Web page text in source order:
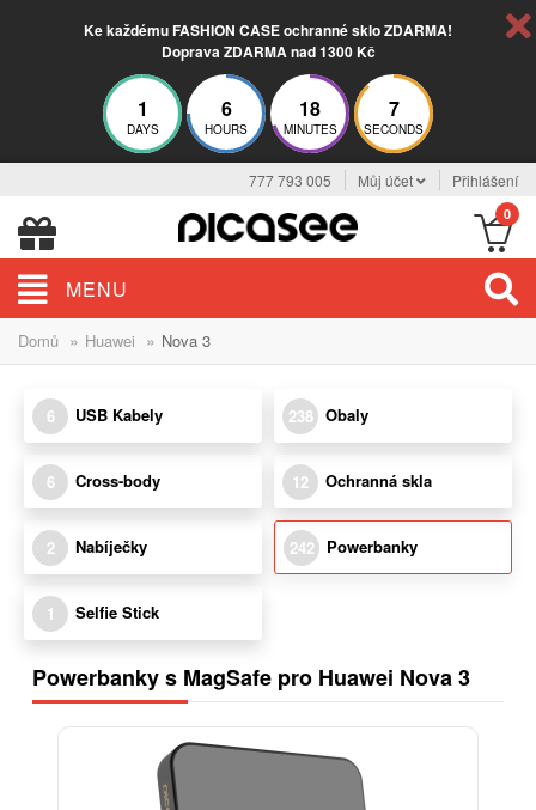
Ke každému FASHION CASE ochranné sklo ZDARMA!
Doprava ZDARMA nad 1300 Kč
1
DAYS
6
HOURS
18
MINUTES
6
SECONDS
777 793 005 Můj účet Přihlášení
0
MENU
Domů » Huawei » Nova 3
6 USB Kabely 238 Obaly
6 Cross-body 12 Ochranná skla
2 Nabíječky 242 Powerbanky
1 Selfie Stick
Powerbanky s MagSafe pro Huawei Nova 3